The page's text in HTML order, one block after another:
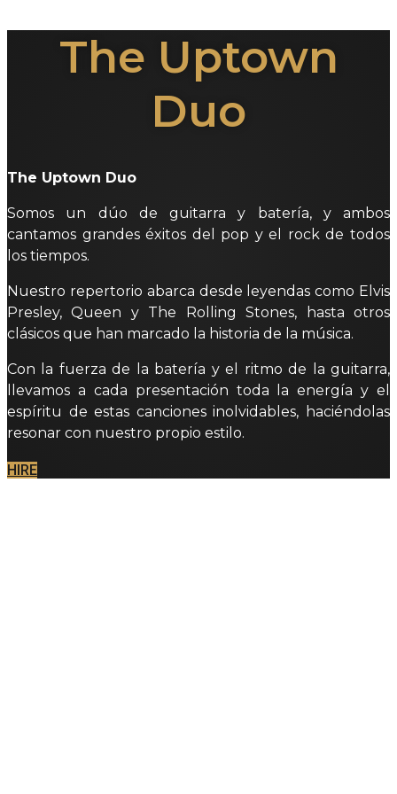
The Uptown
Duo
The Uptown Duo
Somos un dúo de guitarra y batería, y ambos
cantamos grandes éxitos del pop y el rock de todos
los tiempos.
Nuestro repertorio abarca desde leyendas como Elvis
Presley, Queen y The Rolling Stones, hasta otros
clásicos que han marcado la historia de la música.
Con la fuerza de la batería y el ritmo de la guitarra,
llevamos a cada presentación toda la energía y el
espíritu de estas canciones inolvidables, haciéndolas
resonar con nuestro propio estilo.
HIRE